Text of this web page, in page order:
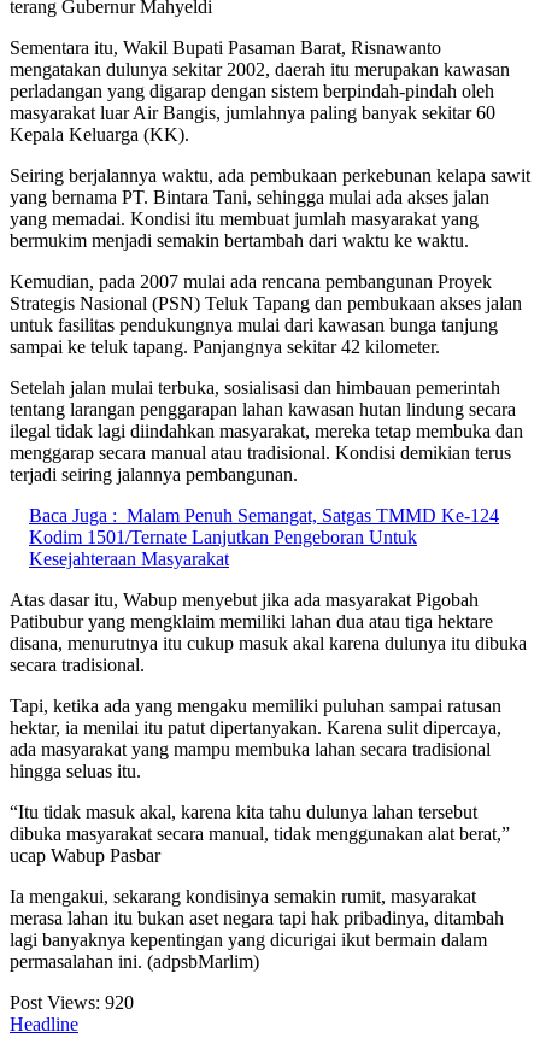
terang Gubernur Mahyeldi
Sementara itu, Wakil Bupati Pasaman Barat, Risnawanto
mengatakan dulunya sekitar 2002, daerah itu merupakan kawasan
perladangan yang digarap dengan sistem berpindah-pindah oleh
masyarakat luar Air Bangis, jumlahnya paling banyak sekitar 60
Kepala Keluarga (KK).
Seiring berjalannya waktu, ada pembukaan perkebunan kelapa sawit
yang bernama PT. Bintara Tani, sehingga mulai ada akses jalan
yang memadai. Kondisi itu membuat jumlah masyarakat yang
bermukim menjadi semakin bertambah dari waktu ke waktu.
Kemudian, pada 2007 mulai ada rencana pembangunan Proyek
Strategis Nasional (PSN) Teluk Tapang dan pembukaan akses jalan
untuk fasilitas pendukungnya mulai dari kawasan bunga tanjung
sampai ke teluk tapang. Panjangnya sekitar 42 kilometer.
Setelah jalan mulai terbuka, sosialisasi dan himbauan pemerintah
tentang larangan penggarapan lahan kawasan hutan lindung secara
ilegal tidak lagi diindahkan masyarakat, mereka tetap membuka dan
menggarap secara manual atau tradisional. Kondisi demikian terus
terjadi seiring jalannya pembangunan.
Baca Juga : Malam Penuh Semangat, Satgas TMMD Ke-124
Kodim 1501/Ternate Lanjutkan Pengeboran Untuk
Kesejahteraan Masyarakat
Atas dasar itu, Wabup menyebut jika ada masyarakat Pigobah
Patibubur yang mengklaim memiliki lahan dua atau tiga hektare
disana, menurutnya itu cukup masuk akal karena dulunya itu dibuka
secara tradisional.
Tapi, ketika ada yang mengaku memiliki puluhan sampai ratusan
hektar, ia menilai itu patut dipertanyakan. Karena sulit dipercaya,
ada masyarakat yang mampu membuka lahan secara tradisional
hingga seluas itu.
“Itu tidak masuk akal, karena kita tahu dulunya lahan tersebut
dibuka masyarakat secara manual, tidak menggunakan alat berat,”
ucap Wabup Pasbar
Ia mengakui, sekarang kondisinya semakin rumit, masyarakat
merasa lahan itu bukan aset negara tapi hak pribadinya, ditambah
lagi banyaknya kepentingan yang dicurigai ikut bermain dalam
permasalahan ini. (adpsbMarlim)
Post Views: 920
Headline